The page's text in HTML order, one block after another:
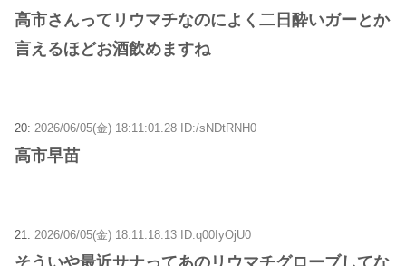
高市さんってリウマチなのによく二日酔いガーとか
言えるほどお酒飲めますね
20: 2026/06/05(金) 18:11:01.28 ID:/sNDtRNH0
高市早苗
21: 2026/06/05(金) 18:11:18.13 ID:q00IyOjU0
そういや最近サナってあのリウマチグローブしてな